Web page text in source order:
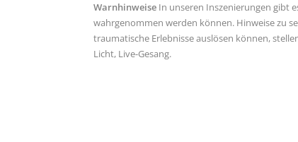
Warnhinweise In unseren Inszenierungen gibt
wahrgenommen werden können. Hinweise zu
traumatische Erlebnisse auslösen können,
Licht, Live-Gesang.